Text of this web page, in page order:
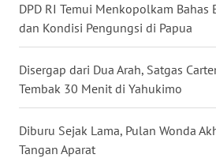
DPD RI Temui Menkopolkam Bahas
dan Kondisi Pengungsi di Papua
Disergap dari Dua Arah, Satgas
Tembak 30 Menit di Yahukimo
Diburu Sejak Lama, Pulan Wonda
Tangan Aparat
WN
LAMPUNG
WN
JATENG
WN
NUSANTARA